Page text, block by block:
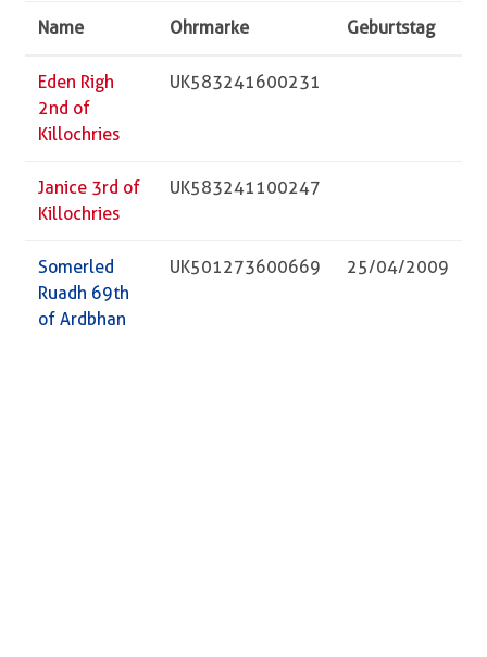
Name
Ohrmarke Geburtstag
Eden Righ
2nd of
Killochries
UK583241600231
Janice 3rd of
Killochries
UK583241100247
Somerled
Ruadh 69th
of Ardbhan
UK501273600669 25/04/2009